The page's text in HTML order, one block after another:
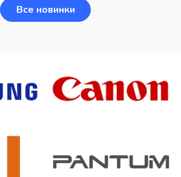
Все новинки